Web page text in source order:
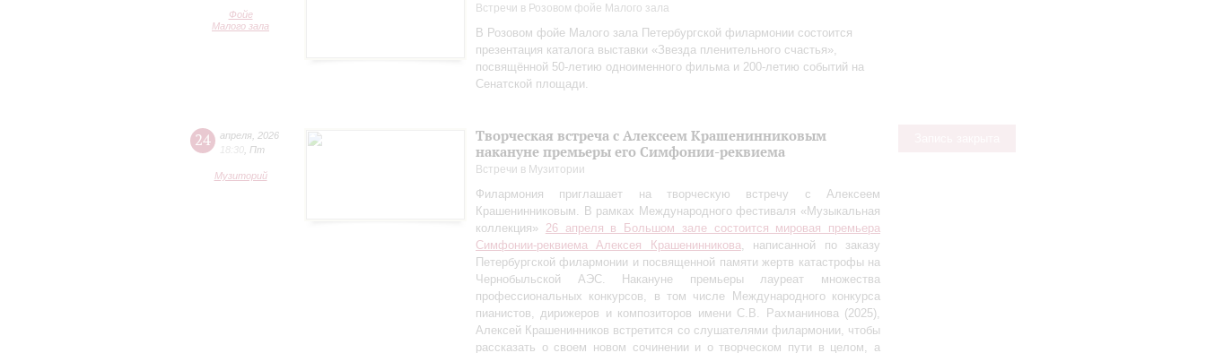
Фойе
Малого зала
Встречи в Розовом фойе Малого зала
В Розовом фойе Малого зала Петербургской филармонии состоится
презентация каталога выставки «Звезда пленительного счастья»,
посвящённой 50-летию одноименного фильма и 200-летию событий на
Сенатской площади.
24 апреля 2026
18:30 Пт
Музиторий
Творческая встреча с Алексеем Крашенинниковым
накануне премьеры его Симфонии-реквиема
Встречи в Музитории
Филармония приглашает на творческую встречу с Алексеем
Крашенинниковым. В рамках Международного фестиваля «Музыкальная
коллекция» 26 апреля в Большом зале состоится мировая премьера
Симфонии-реквиема Алексея Крашенинникова , написанной по заказу
Петербургской филармонии и посвященной памяти жертв катастрофы на
Чернобыльской АЭС. Накануне премьеры лауреат множества
профессиональных конкурсов, в том числе Международного конкурса
пианистов, дирижеров и композиторов имени С.В. Рахманинова (2025),
Алексей Крашенинников встретится со слушателями филармонии, чтобы
рассказать о своем новом сочинении и о творческом пути в целом, а